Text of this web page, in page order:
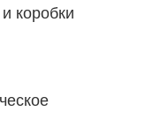
коробки